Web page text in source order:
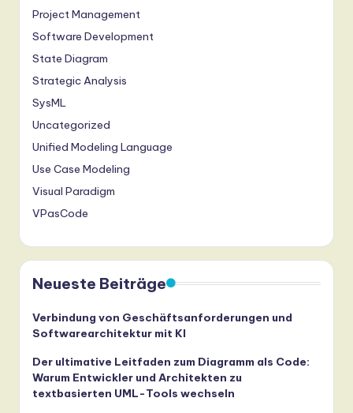
Project Management
Software Development
State Diagram
Strategic Analysis
SysML
Uncategorized
Unified Modeling Language
Use Case Modeling
Visual Paradigm
VPasCode
Neueste Beiträge
Verbindung von Geschäftsanforderungen und
Softwarearchitektur mit KI
Der ultimative Leitfaden zum Diagramm als Code:
Warum Entwickler und Architekten zu
textbasierten UML-Tools wechseln